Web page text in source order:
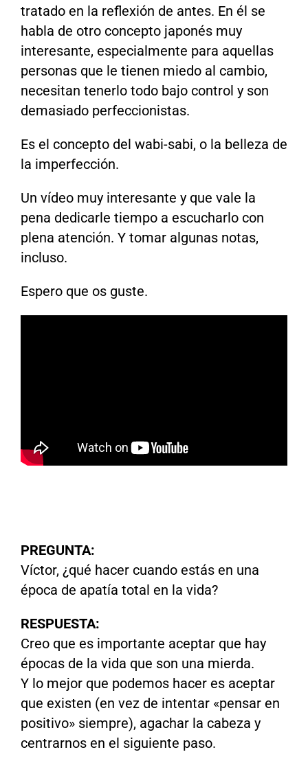
tratado en la reflexión de antes. En él se
habla de otro concepto japonés muy
interesante, especialmente para aquellas
personas que le tienen miedo al cambio,
necesitan tenerlo todo bajo control y son
demasiado perfeccionistas.
Es el concepto del wabi-sabi, o la belleza de
la imperfección.
Un vídeo muy interesante y que vale la
pena dedicarle tiempo a escucharlo con
plena atención. Y tomar algunas notas,
incluso.
Espero que os guste.
PREGUNTA:
Víctor, ¿qué hacer cuando estás en una
época de apatía total en la vida?
RESPUESTA:
Creo que es importante aceptar que hay
épocas de la vida que son una mierda.
Y lo mejor que podemos hacer es aceptar
que existen (en vez de intentar «pensar en
positivo» siempre), agachar la cabeza y
centrarnos en el siguiente paso.